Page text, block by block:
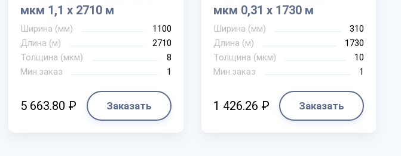
мкм 1,1 х 2710 м
Ширина (мм)
1100
Длина (м)
2710
Толщина (мкм)
8
Мин.заказ
1
5 663.80 ₽ Заказать
мкм 0,31 х 1730 м
Ширина (мм)
310
Длина (м)
1730
Толщина (мкм)
10
Мин.заказ
1
1 426.26 ₽ Заказать